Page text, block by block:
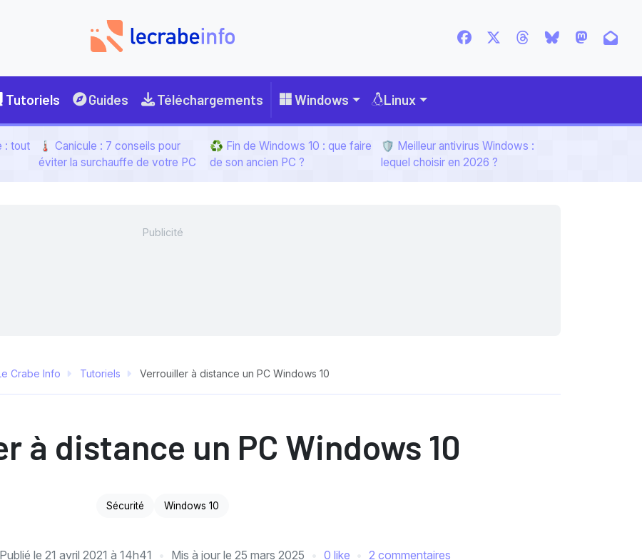
Tutoriels Guides Téléchargements Windows Linux
: tout
🌡️ Canicule : 7 conseils pour
éviter la surchauffe de votre PC
♻️ Fin de Windows 10 : que faire
de son ancien PC ?
🛡️ Meilleur antivirus Windows :
lequel choisir en 2026 ?
Crabe Info Tutoriels Verrouiller à distance un PC Windows 10
à distance un PC Windows 10
Sécurité Windows 10
Publié le 21 avril 2021 à 14h41 Mis à jour le 25 mars 2025 0 like 2 commentaires